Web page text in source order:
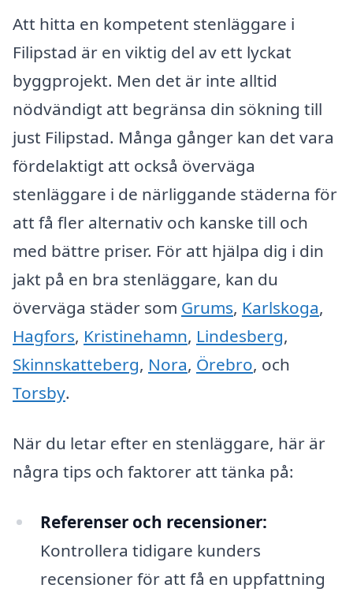
Att hitta en kompetent stenläggare i
Filipstad är en viktig del av ett lyckat
byggprojekt. Men det är inte alltid
nödvändigt att begränsa din sökning till
just Filipstad. Många gånger kan det vara
fördelaktigt att också överväga
stenläggare i de närliggande städerna för
att få fler alternativ och kanske till och
med bättre priser. För att hjälpa dig i din
jakt på en bra stenläggare, kan du
överväga städer som Grums, Karlskoga,
Hagfors, Kristinehamn, Lindesberg,
Skinnskatteberg, Nora, Örebro, och
Torsby.
När du letar efter en stenläggare, här är
några tips och faktorer att tänka på:
Referenser och recensioner:
Kontrollera tidigare kunders
recensioner för att få en uppfattning